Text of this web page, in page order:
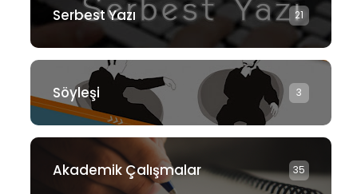
Serbest Yazı 21
Söyleşi 3
Akademik Çalışmalar 35